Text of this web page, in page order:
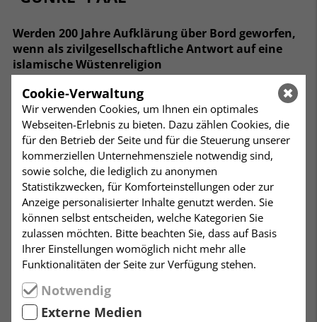
Werden 200 Jahre Aufklärung über Bord geworfen,
wenn als zivilgesellschaftliche Antwort auf eine
islamische Wüstenreligion
nur eine christliche Wüstenreligion ins Feld geführt
wird? Bleiben Logik und Überprüfbarkeit auf der
Strecke, wenn gegenüber den „großen Kränkungen
der Menschheit“ allein religiöse, symbolische
Ausflüchte
gesucht werden? Fällt uns nichts Besseres ein?
Günther Paal versucht es mit kabarettistischer
Aufklärung und einer scharfsinnigen wie pointierten
Konzentration auf das Dasein. Genügt das? Urteilen
sie selbst!
Der aufklärerische Kabarettist und Wortakrobat
Günther „Gunkl“ Paal ist mit dem Salzburger Stier
sowie dem Deutschen Kleinkunstpreis ausgezeichnet
und trat bis 2011 in der Late-Night-Show Dorfers
Cookie-Verwaltung
Wir verwenden Cookies, um Ihnen ein optimales
Webseiten-Erlebnis zu bieten. Dazu zählen Cookies, die
für den Betrieb der Seite und für die Steuerung unserer
kommerziellen Unternehmensziele notwendig sind,
sowie solche, die lediglich zu anonymen
Statistikzwecken, für Komforteinstellungen oder zur
Anzeige personalisierter Inhalte genutzt werden. Sie
können selbst entscheiden, welche Kategorien Sie
zulassen möchten. Bitte beachten Sie, dass auf Basis
Ihrer Einstellungen womöglich nicht mehr alle
Funktionalitäten der Seite zur Verfügung stehen.
Notwendig
Externe Medien